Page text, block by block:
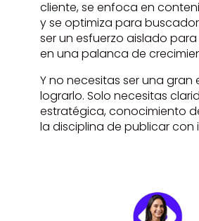
cliente, se enfoca en
y se optimiza para
ser un esfuerzo aislado
en una palanca de
Y no necesitas ser una gran
lograrlo. Solo necesitas
estratégica, conocimiento
la disciplina de publicar con